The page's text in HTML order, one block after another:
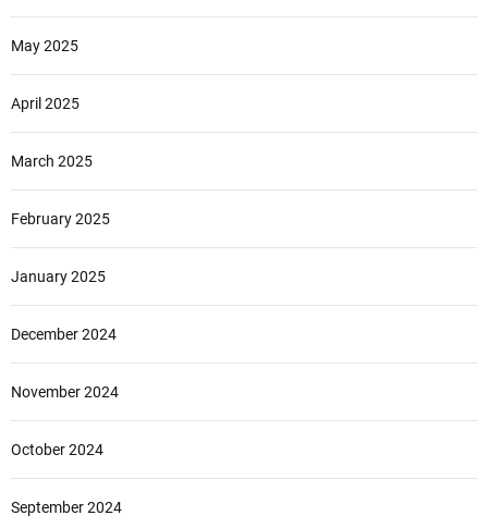
May 2025
April 2025
March 2025
February 2025
January 2025
December 2024
November 2024
October 2024
September 2024